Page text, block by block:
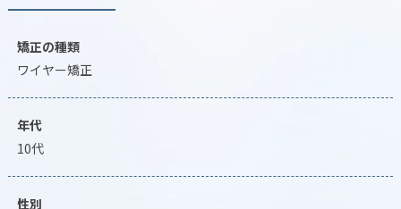
矯正の種類
ワイヤー矯正
年代
10代
性別